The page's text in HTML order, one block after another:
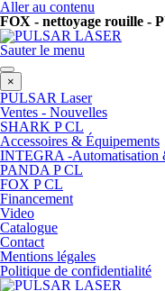
Aller au contenu
FOX - nettoyage rouille -
Sauter le menu
×
PULSAR Laser
Ventes - Nouvelles
SHARK P CL
Accessoires & Équipements
INTEGRA -Automatisation
PANDA P CL
FOX P CL
Financement
Video
Catalogue
Contact
Mentions légales
Politique de confidentialité